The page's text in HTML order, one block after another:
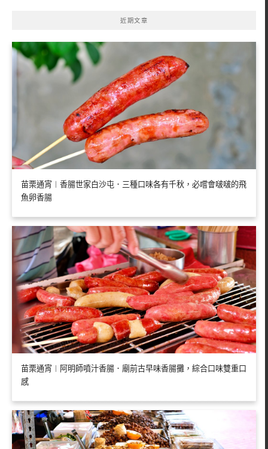
近期文章
苗栗通宵︱香腸世家白沙屯．三種口味各有千秋，必嚐會啵啵的飛
魚卵香腸
苗栗通宵︱阿明師噴汁香腸．廟前古早味香腸攤，綜合口味雙重口
感